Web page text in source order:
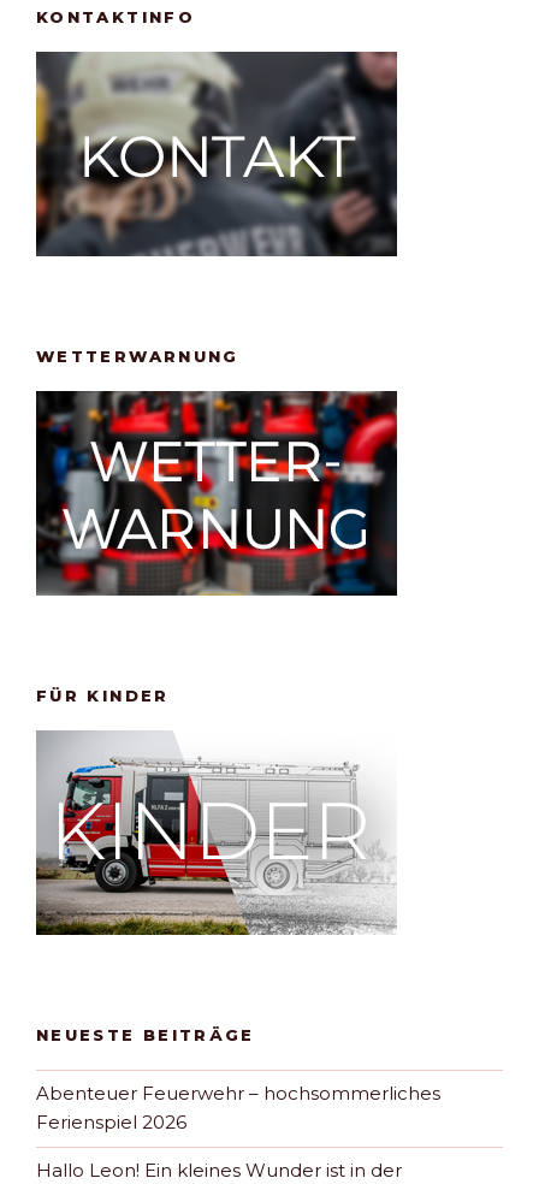
KONTAKTINFO
WETTERWARNUNG
FÜR KINDER
NEUESTE BEITRÄGE
Abenteuer Feuerwehr – hochsommerliches
Ferienspiel 2026
Hallo Leon! Ein kleines Wunder ist in der